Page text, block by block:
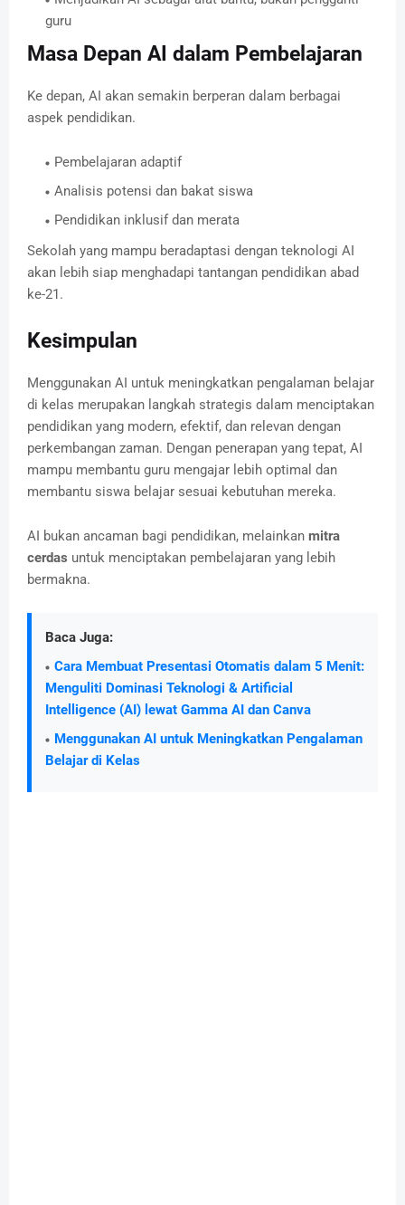
guru
Masa Depan AI dalam Pembelajaran
Ke depan, AI akan semakin berperan dalam berbagai
aspek pendidikan.
Pembelajaran adaptif
Analisis potensi dan bakat siswa
Pendidikan inklusif dan merata
Sekolah yang mampu beradaptasi dengan teknologi AI
akan lebih siap menghadapi tantangan pendidikan abad
ke-21.
Kesimpulan
Menggunakan AI untuk meningkatkan pengalaman belajar
di kelas merupakan langkah strategis dalam menciptakan
pendidikan yang modern, efektif, dan relevan dengan
perkembangan zaman. Dengan penerapan yang tepat, AI
mampu membantu guru mengajar lebih optimal dan
membantu siswa belajar sesuai kebutuhan mereka.
AI bukan ancaman bagi pendidikan, melainkan mitra
cerdas untuk menciptakan pembelajaran yang lebih
bermakna.
Baca Juga:
Cara Membuat Presentasi Otomatis dalam 5 Menit:
Menguliti Dominasi Teknologi & Artificial
Intelligence (AI) lewat Gamma AI dan Canva
Menggunakan AI untuk Meningkatkan Pengalaman
Belajar di Kelas